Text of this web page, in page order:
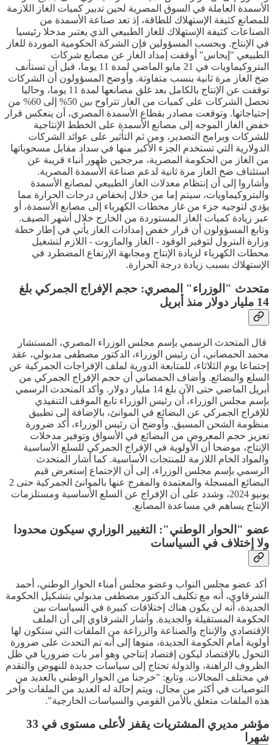
الأسمدة العاملة في السوق المصرية لحين تدبير كميات الغاز اللازمة
للمصانع كثيفة الإستهلاك للطاقة، إذ تعد صناعة الأسمدة من
الصناعات كثيفة الإستهلاك للغاز الطبيعي الذي يعتبر مدخلا رئيسيا
في الإنتاج. وبحسب المسؤولين فإن الشركة الحكومية الموردة للغاز
الطبيعي "إيجاس" أوقفت إمداد الغاز عن مصانع شركات
البتروكيماويات في 21 مايو الماضي لمدة 11 يوما، قبل أن تستأنف
ضخ الغاز مرة ثانية بنسب متفاوتة. وأوضح المسؤولون أن الشركات
توقفت عن الإنتاج بالكامل بعد غلق مصانعها لمدة 11 يوما، وحاليا
تحصل الشركات على كميات من الغاز تتراوح بين 50% إلى 60% من
إحتياجاتها. وتوقعت مصادر بقطاع الأسمدة المصري، أن ينعكس قرار
خفض الغاز الموجه إلى مصانع الأسمدة على الخطط الإنتاجية
للشركات وبرامج التصدير، ومن ثم التأثير على عوائد الشركات
الدولارية التي تستخدم الجزء الأكبر منها في سداد مقابل مسحوباتها
من الغاز من الحكومة المصرية، مرجحين ظهور أنباء قريبة عن
استئناف ضخ الغاز مرة ثانية لدعم صناعة الأسمدة المصرية.
وأشاروا إلى أن إنتظام معدلات الغاز الطبيعي لمصانع الأسمدة
والبتروكيماويات، سيتم إما من خلال إنخفاض درجات الحرارة مما
يؤدي لتوجيه جزء من غاز محطات الكهرباء إلى مصانع الأسمدة، أو
عبر زيادة كميات الغاز المستوردة من الخارج خلال أشهر الصيف.
وتابع المسؤولون أن قرار خفض إمدادات الغاز يأتي في إطار خطة
وزارة البترول لتوفير الوقود - الغاز والمازوت - اللازم لتشغيل
محطات الكهرباء لزيادة الإنتاج ومجابهة الإرتفاع المضطرد في
الإستهلاك بسبب زيادة درجة الحرارة.
متحدث "الوزراء" المصري: حجم الإفراج الجمركي بلغ
14 مليار دولار منذ أبريل
قال المتحدث الرسمي بإسم مجلس الوزراء المصري، المستشار
محمد الحمصاني، أن رئيس الوزراء، الدكتور مصطفى مدبولي، عقد
إجتماعا يوم الثلاثاء، للمتابعة الدورية لملف الإفراجات الجمركية عن
السلع والبضائع. وأضاف الحمصاني أن حجم الإفراج الجمركي من
أبريل الماضي حتى الآن بلغ 14 مليار دولار. وأكد المتحدث الرسمي
بإسم مجلس الوزراء، أن رئيس الوزراء تابع الموقف التنفيذي
للإفراج الجمركي عن البضائع في الموانئ، بالإضافة إلى تطبيق
منظومة الشحن المسبق. وأوضح أن رئيس الوزراء، أكد ضرورة
تعزيز حجم المعروض من البضائع في الأسواق وتوفير مدخلات
الإنتاج، موضحا أن الأولوية في الإفراج الجمركي للسلع الأساسية
والمواد الخام اللازمة للمنتجات الأساسية. كما أشار المتحدث
الرسمي بإسم مجلس الوزراء، إلى أن الإجتماع إستعرض قيم
البضائع المسجلة والمعتمدة والمفرج عنها بالموانئ الجمركية حتى 2
يونيو 2024، وشدد على أن الإفراج عن السلع الأساسية ومستلزمات
الإنتاج يساهم في مساعدة المصانع.
عضو "الحوار الوطني": التغيير الوزاري سيكون محدودا
ولا إختلاف في السياسات
أكد عضو مجلس النواب وعضو مجلس أمناء الحوار الوطني، أحمد
الشرقاوي، أنه مع تكليف الدكتور مصطفى مدبولي بتشكيل الحكومة
الجديدة، أنه لن يكون هناك إختلافات كبيرة في السياسات بين
الحكومة المستقيلة والجديدة. وأشار الشرقاوي إلى أن الملف
الإقتصادي والإنتاج والصناعة والزراعة من الملفات التي ستكون لها
أولوية أمام الحكومة الجديدة، منوها إلى أنه تم التحدث على ضرورة
التحول بالإقتصاد ليكون إقتصاد إنتاجي وهو أمر بات ضروريا في ظل
الظروف الراهنة، والدولة تحتاج إلى سياسات جديدة للنهوض والتقدم
في مختلف المجالات. وتابع: "خرجنا من الحوار الوطني بالعديد من
التوصيات في أكثر من مجال، ويتم إحالة له العديد من الملفات وآخر
هذه الملفات متعلق بالأمن القومي والسياسات الخارجية".
مؤشر مديري المشتريات يقفز لأعلى مستوى في 33
شهرا